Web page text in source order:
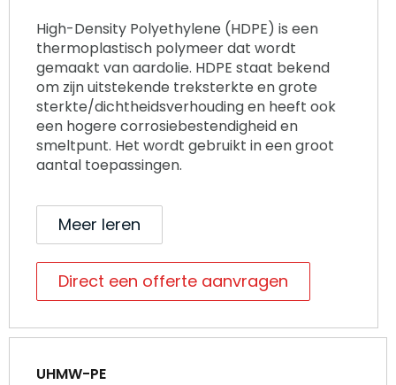
High-Density Polyethylene (HDPE) is een
thermoplastisch polymeer dat wordt
gemaakt van aardolie. HDPE staat bekend
om zijn uitstekende treksterkte en grote
sterkte/dichtheidsverhouding en heeft ook
een hogere corrosiebestendigheid en
smeltpunt. Het wordt gebruikt in een groot
aantal toepassingen.
Meer leren
Direct een offerte aanvragen
UHMW-PE